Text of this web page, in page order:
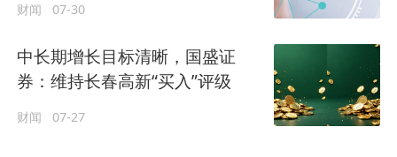
财闻 07-30
中长期增长目标清晰，国盛证
券：维持长春高新“买入”评级
财闻 07-27